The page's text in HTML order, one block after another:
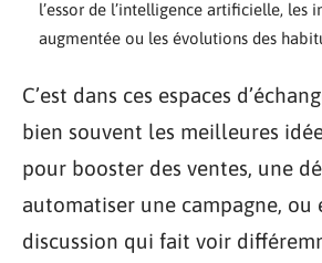
l’essor de l’intelligence artificielle, les
augmentée ou les évolutions des
C’est dans ces espaces
bien souvent les meilleures
pour booster des ventes, une
automatiser une campagne, ou
discussion qui fait voir